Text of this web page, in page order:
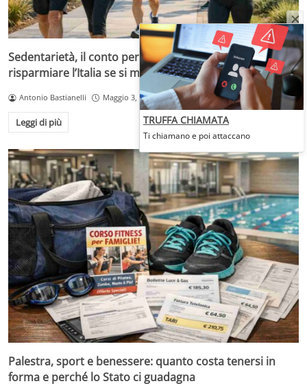
Sedentarietà, il conto per la sanità: quanto può
risparmiare l’Italia se si muove di più
Antonio Bastianelli Maggio 3, 2026
Leggi di più
Palestra, sport e benessere: quanto costa tenersi in
forma e perché lo Stato ci guadagna
TRUFFA CHIAMATA
Ti chiamano e poi attaccano